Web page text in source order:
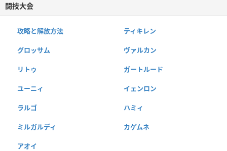
闘技大会
攻略と解放方法 ティキレン
グロッサム ヴァルカン
リトゥ ガートルード
ユーニィ イェンロン
ラルゴ ハミィ
ミルガルディ カゲムネ
アオイ